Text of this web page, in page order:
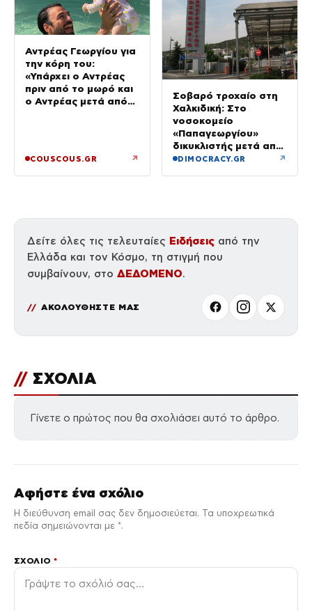
Αντρέας Γεωργίου για
την κόρη του:
«Υπάρχει ο Αντρέας
πριν από το μωρό και
ο Αντρέας μετά από
COUSCOUS.GR ↗
Σοβαρό τροχαίο στη
Χαλκιδική: Στο
νοσοκομείο
«Παπαγεωργίου»
δικυκλιστής μετά από
σύγκρουση
DIMOCRACY.GR ↗
Δείτε όλες τις τελευταίες Ειδήσεις από την
Ελλάδα και τον Κόσμο, τη στιγμή που
συμβαίνουν, στο ΔΕΔΟΜΕΝΟ.
ΑΚΟΛΟΥΘΗΣΤΕ ΜΑΣ
// ΣΧΟΛΙΑ
Γίνετε ο πρώτος που θα σχολιάσει αυτό το άρθρο.
Αφήστε ένα σχόλιο
Η διεύθυνση email σας δεν δημοσιεύεται. Τα υποχρεωτικά
πεδία σημειώνονται με *.
ΣΧΌΛΙΟ*